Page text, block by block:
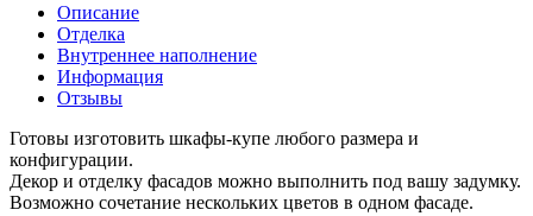
Описание
Отделка
Внутреннее наполнение
Информация
Отзывы
Готовы изготовить шкафы-купе любого размера и
конфигурации.
Декор и отделку фасадов можно выполнить под вашу задумку.
Возможно сочетание нескольких цветов в одном фасаде.